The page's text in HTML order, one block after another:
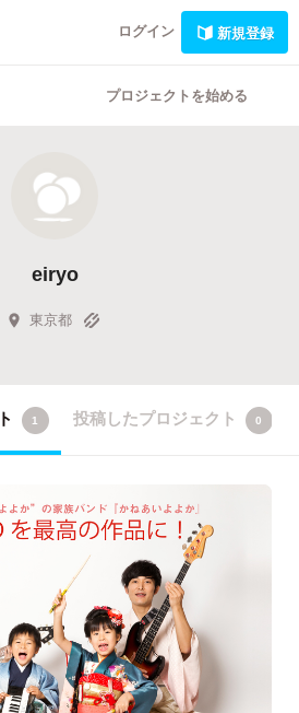
ログイン 新規登録
プロジェクトを始める
eiryo
東京都
1 投稿したプロジェクト 0